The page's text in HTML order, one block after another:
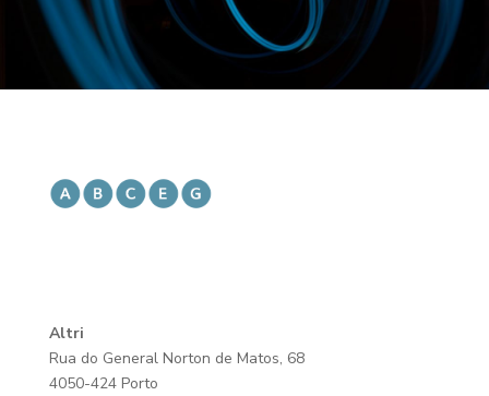
Altri
Rua do General Norton de Matos, 68
4050-424 Porto